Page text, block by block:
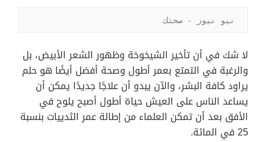
نيو نيوز - صحتك
لا شك في أن تأخير الشيخوخة وظهور الشعر الأبيض، بل
والرغبة في التمتع بعمر أطول وصحة أفضل أيضًا هو حلم
يراود كافة البشر، والآن يبدو أن علاجًا جديدًا يمكن أن
يساعد الناس على العيش حياة أطول أصبح يلوح في
الأفق بعد أن تمكن العلماء من إطالة عمر الثدييات بنسبة
25 في المائة.